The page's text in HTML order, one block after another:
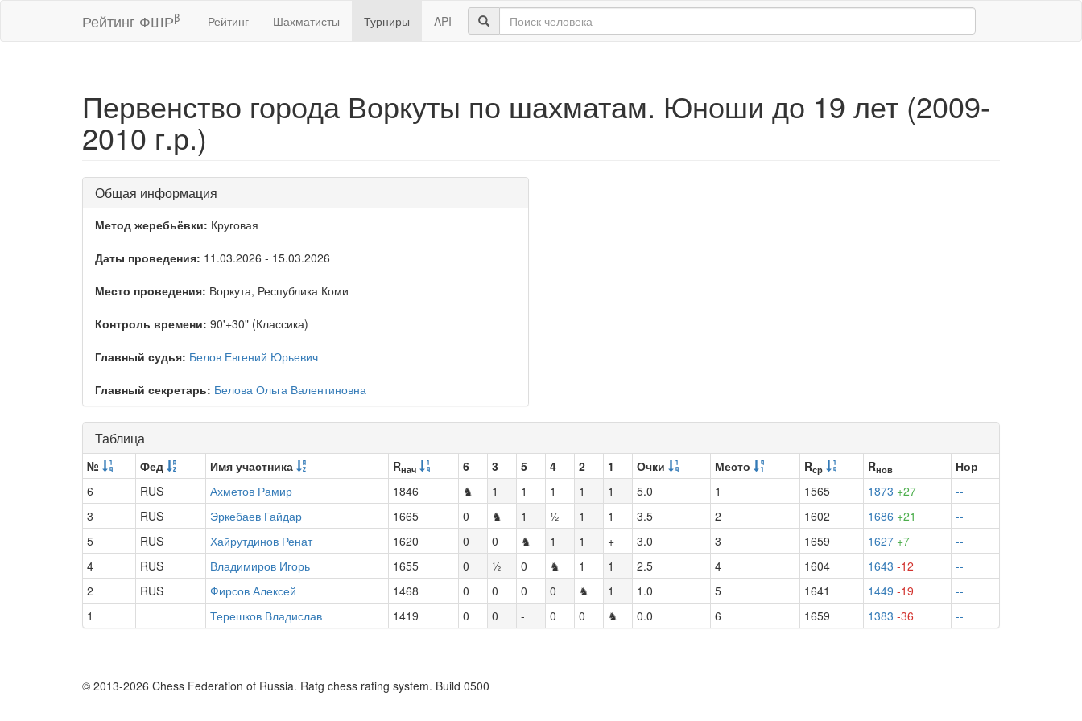
Рейтинг ФШРβ Рейтинг Шахматисты Турниры API
Первенство города Воркуты по шахматам. Юноши до 19 лет (2009-
2010 г.р.)
Общая информация
Метод жеребьёвки: Круговая
Даты проведения: 11.03.2026 - 15.03.2026
Место проведения: Воркута, Республика Коми
Контроль времени: 90'+30" (Классика)
Главный судья: Белов Евгений Юрьевич
Главный секретарь: Белова Ольга Валентиновна
Таблица
№ Фед Имя участника Rнач 6 3 5 4 2 1 Очки Место Rср Rнов
Нор
6
RUS Ахметов Рамир 1846 ♞ 1 1 1 1 1 5.0 1 1565 1873 +27
--
3
RUS Эркебаев Гайдар 1665 0 ♞ 1 ½ 1 1 3.5 2 1602 1686 +21
--
5
RUS Хайрутдинов Ренат 1620 0 0 ♞ 1 1 + 3.0 3 1659 1627 +7
--
4
RUS Владимиров Игорь 1655 0 ½ 0 ♞ 1 1 2.5 4 1604 1643 -12
--
2
RUS Фирсов Алексей 1468 0 0 0 0 ♞ 1 1.0 5 1641 1449 -19
--
1
Терешков Владислав 1419 0 0 - 0 0 ♞ 0.0 6 1659 1383 -36 --
© 2013-2026 Chess Federation of Russia. Ratg chess rating system. Build 0500